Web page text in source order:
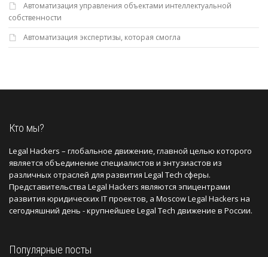
Автоматизация управления объектами интеллектуальной
собственности
Автоматизация экспертизы, которая смогла
Кто мы?
Legal Hackers – глобальное движение, главной целью которого
является объединение специалистов и энтузиастов из
различных отраслей для развития Legal Tech сферы.
Представительства Legal Hackers являются эпицентрами
развития юридических IT проектов, а Moscow Legal Hackers на
сегодняшний день - крупнейшее Legal Tech движение в России.
Популярные посты